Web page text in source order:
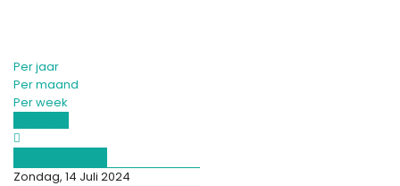
Per jaar
Per maand
Per week
Zondag, 14 Juli 2024